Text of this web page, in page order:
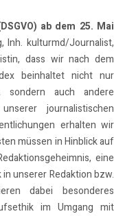
ab dem 25. Mai
Inh. kulturmd/Journalist,
dass wir nach dem
beinhaltet nicht nur
sondern auch andere
journalistischen
erhalten wir
müssen in Hinblick auf
eine
unserer Redaktion bzw.
dabei besonderes
im Umgang mit